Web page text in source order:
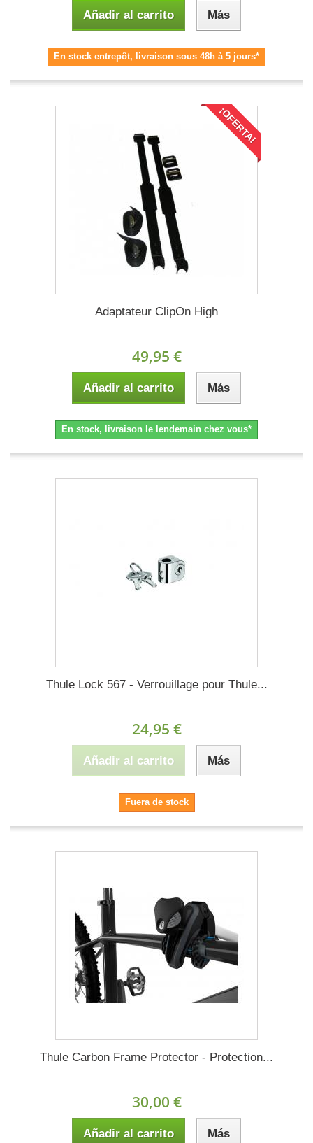
Añadir al carrito Más
En stock entrepôt, livraison sous 48h à 5 jours*
¡OFERTA!
Adaptateur ClipOn High
49,95 €
Añadir al carrito Más
En stock, livraison le lendemain chez vous*
Thule Lock 567 - Verrouillage pour Thule...
24,95 €
Añadir al carrito Más
Fuera de stock
Thule Carbon Frame Protector - Protection...
30,00 €
Añadir al carrito Más